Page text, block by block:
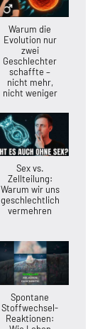
Warum die
Evolution nur
zwei
Geschlechter
schaffte –
nicht mehr,
nicht weniger
Sex vs.
Zellteilung:
Warum wir uns
geschlechtlich
vermehren
Spontane
Stoffwechsel-
Reaktionen: